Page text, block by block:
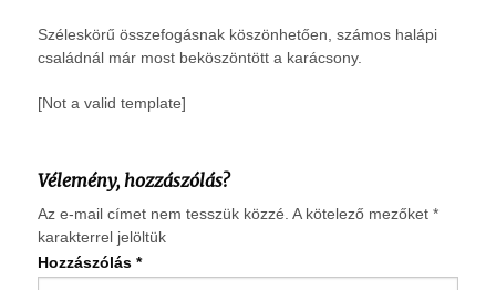
Széleskörű összefogásnak köszönhetően, számos halápi
családnál már most beköszöntött a karácsony.
[Not a valid template]
Vélemény, hozzászólás?
Az e-mail címet nem tesszük közzé. A kötelező mezőket *
karakterrel jelöltük
Hozzászólás *